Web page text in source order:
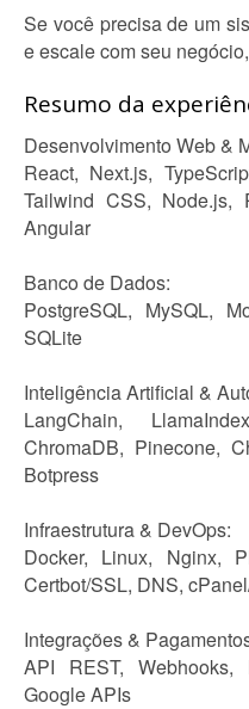
Se você precisa de um
e escale com seu
Resumo da
Desenvolvimento Web &
React, Next.js,
Tailwind CSS, Node.js,
Angular
Banco de Dados:
PostgreSQL, MySQL,
SQLite
Inteligência Artificial &
LangChain,
ChromaDB, Pinecone,
Botpress
Infraestrutura & DevOps:
Docker, Linux, Nginx,
Certbot/SSL, DNS,
Integrações &
API REST, Webhooks,
Google APIs